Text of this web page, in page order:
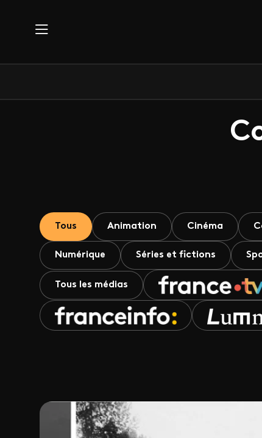
Tous Animation Cinéma
Numérique Séries et fictions
Tous les médias